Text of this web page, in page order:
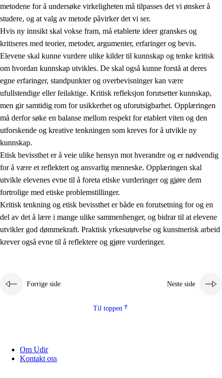
1.1 Menneskeverdet
1.2 Identitet og kulturelt mangfold
1.3 Kritisk tenkning og etisk bevissthet
1.4 Skaperglede, engasjement og utforskertrang
1.5 Respekt for naturen og miljøbevissthet
1.6 Demokrati og medvirkning
metodene for å undersøke virkeligheten må tilpasses det vi ønsker å
studere, og at valg av metode påvirker det vi ser.
Hvis ny innsikt skal vokse fram, må etablerte ideer granskes og
kritiseres med teorier, metoder, argumenter, erfaringer og bevis.
Elevene skal kunne vurdere ulike kilder til kunnskap og tenke kritisk
om hvordan kunnskap utvikles. De skal også kunne forstå at deres
egne erfaringer, standpunkter og overbevisninger kan være
ufullstendige eller feilaktige. Kritisk refleksjon forutsetter kunnskap,
men gir samtidig rom for usikkerhet og uforutsigbarhet. Opplæringen
må derfor søke en balanse mellom respekt for etablert viten og den
utforskende og kreative tenkningen som kreves for å utvikle ny
kunnskap.
Etisk bevissthet er å veie ulike hensyn mot hverandre og er nødvendig
for å være et reflektert og ansvarlig menneske. Opplæringen skal
utvikle elevenes evne til å foreta etiske vurderinger og gjøre dem
fortrolige med etiske problemstillinger.
Kritisk tenkning og etisk bevissthet er både en forutsetning for og en
del av det å lære i mange ulike sammenhenger, og bidrar til at elevene
utvikler god dømmekraft. Praktisk yrkesutøvelse og kunstnerisk arbeid
krever også evne til å reflektere og gjøre vurderinger.
Forrige side Neste side
Til toppen
Om Udir
Kontakt oss